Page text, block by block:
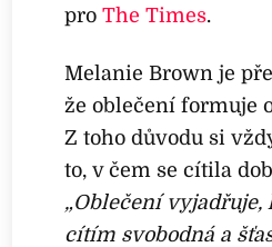
proThe Times.
Melanie Brown je
že oblečení formuje
Z toho důvodu si
to, v čem se cítila
„Oblečení vyjadřuje,
cítím svobodná a